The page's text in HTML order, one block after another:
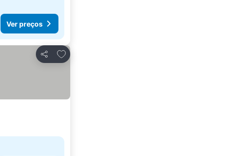
Ver preços
Partilhar
Adicionar aos favoritos